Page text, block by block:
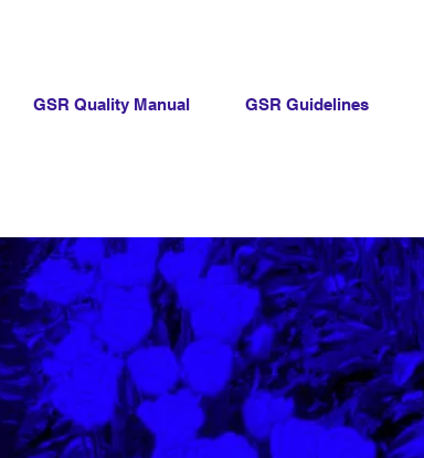
GSR Quality Manual GSR Guidelines